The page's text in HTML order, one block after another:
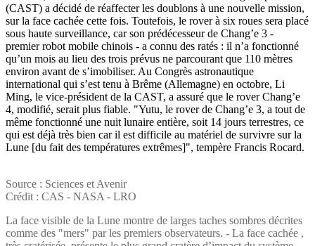
(CAST) a décidé de réaffecter les doublons à une nouvelle mission,
sur la face cachée cette fois. Toutefois, le rover à six roues sera placé
sous haute surveillance, car son prédécesseur de Chang’e 3 -
premier robot mobile chinois - a connu des ratés : il n’a fonctionné
qu’un mois au lieu des trois prévus ne parcourant que 110 mètres
environ avant de s’imobiliser. Au Congrès astronautique
international qui s’est tenu à Brême (Allemagne) en octobre, Li
Ming, le vice-président de la CAST, a assuré que le rover Chang’e
4, modifié, serait plus fiable. "Yutu, le rover de Chang’e 3, a tout de
même fonctionné une nuit lunaire entière, soit 14 jours terrestres, ce
qui est déjà très bien car il est difficile au matériel de survivre sur la
Lune [du fait des températures extrêmes]", tempère Francis Rocard.
Source : Sciences et Avenir
Crédit : CAS - NASA - LRO
La face visible de la Lune montre de larges taches sombres décrites
comme des "mers" par les premiers observateurs. - La face cachée ,